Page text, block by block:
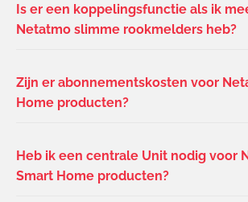
Is er een koppelingsfunctie als ik
Netatmo slimme rookmelders heb?
Zijn er abonnementskosten voor
Home producten?
Heb ik een centrale Unit nodig voor
Smart Home producten?